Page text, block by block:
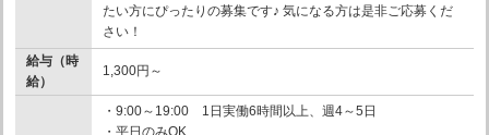
たい方にぴったりの募集です♪ 気になる方は是非ご応募くだ
さい！
給与（時
給）
1,300円～
・9:00～19:00 1日実働6時間以上、週4～5日